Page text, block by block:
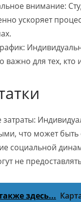
внимание:
ускоряет
важно для тех,
что может
социальной
не
здесь...